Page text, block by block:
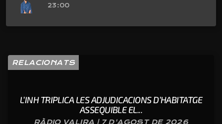
23:00
RELACIONATS
L’INH TRIPLICA LES ADJUDICACIONS D’HABITATGE
ASSEQUIBLE EL...
RÀDIO VALIRA | 7 D'AGOST DE 2026